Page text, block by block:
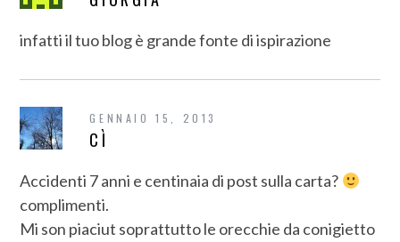
infatti il tuo blog è grande fonte di ispirazione
GENNAIO 15, 2013
CÌ
Accidenti 7 anni e centinaia di post sulla carta?
complimenti.
Mi son piaciut soprattutto le orecchie da conigietto